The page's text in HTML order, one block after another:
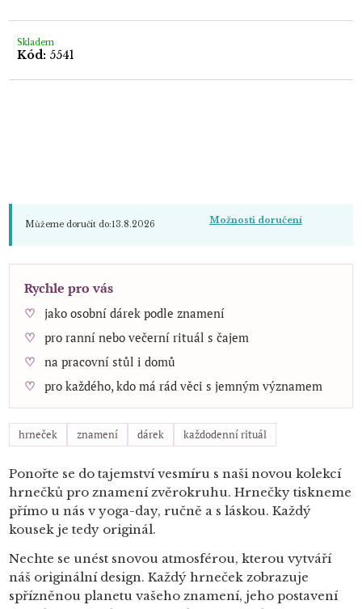
Skladem
Kód: 5541
Můžeme doručit do:13.8.2026 Možnosti doručení
Rychle pro vás
jako osobní dárek podle znamení
pro ranní nebo večerní rituál s čajem
na pracovní stůl i domů
pro každého, kdo má rád věci s jemným významem
hrneček znamení dárek každodenní rituál
Ponořte se do tajemství vesmíru s naši novou kolekcí
hrnečků pro znamení zvěrokruhu.Hrnečky tiskneme
přímo u nás v yoga-day, ručně a s láskou. Každý
kousek je tedy originál.
Nechte se unést snovou atmosférou, kterou vytváří
náš originální design. Každý hrneček zobrazuje
spřízněnou planetu vašeho znamení, jeho postavení